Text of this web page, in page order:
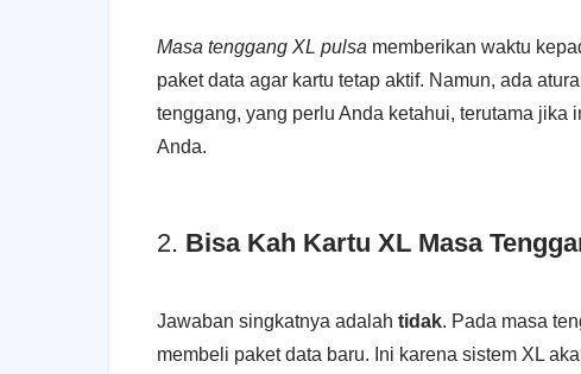
Masa tenggang XL pulsa memberikan waktu
paket data agar kartu tetap aktif. Namun, ada
tenggang, yang perlu Anda ketahui, terutama jika
Anda.
2. Bisa Kah Kartu XL Masa
Jawaban singkatnya adalah tidak. Pada masa
membeli paket data baru. Ini karena sistem XL